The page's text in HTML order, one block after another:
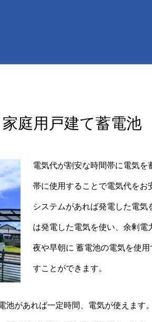
家庭用戸建て蓄電池
電気代が割安な時間帯に電気を
帯に使用することで電気代をお
システムがあれば発電した電
は発電した電気を使い、余剰
夜や早朝に 蓄電池の電気を使
すことができます。
池があれば一定時間、電気が使えます